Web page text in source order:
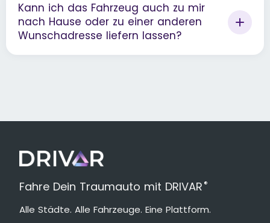
Kann ich das Fahrzeug auch zu mir
nach Hause oder zu einer anderen
Wunschadresse liefern lassen?
Fahre Dein Traumauto mit DRIVAR ®
Alle Städte. Alle Fahrzeuge. Eine Plattform.